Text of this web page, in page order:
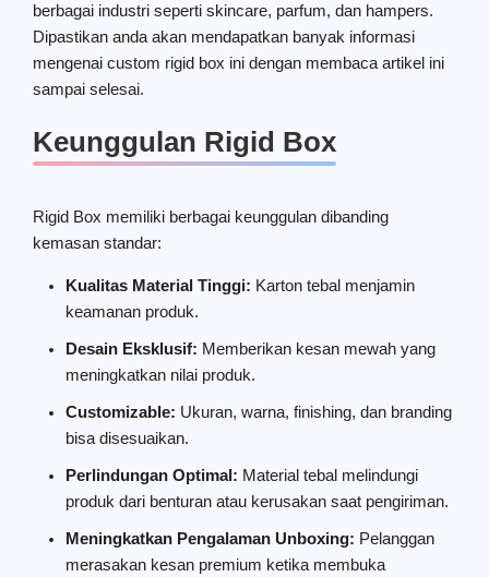
berbagai industri seperti skincare, parfum, dan hampers.
Dipastikan anda akan mendapatkan banyak informasi
mengenai custom rigid box ini dengan membaca artikel ini
sampai selesai.
Keunggulan Rigid Box
Rigid Box memiliki berbagai keunggulan dibanding
kemasan standar:
Kualitas Material Tinggi: Karton tebal menjamin
keamanan produk.
Desain Eksklusif: Memberikan kesan mewah yang
meningkatkan nilai produk.
Customizable: Ukuran, warna, finishing, dan branding
bisa disesuaikan.
Perlindungan Optimal: Material tebal melindungi
produk dari benturan atau kerusakan saat pengiriman.
Meningkatkan Pengalaman Unboxing: Pelanggan
merasakan kesan premium ketika membuka